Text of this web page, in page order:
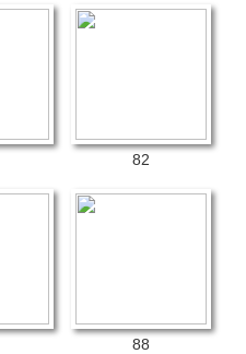
82
88